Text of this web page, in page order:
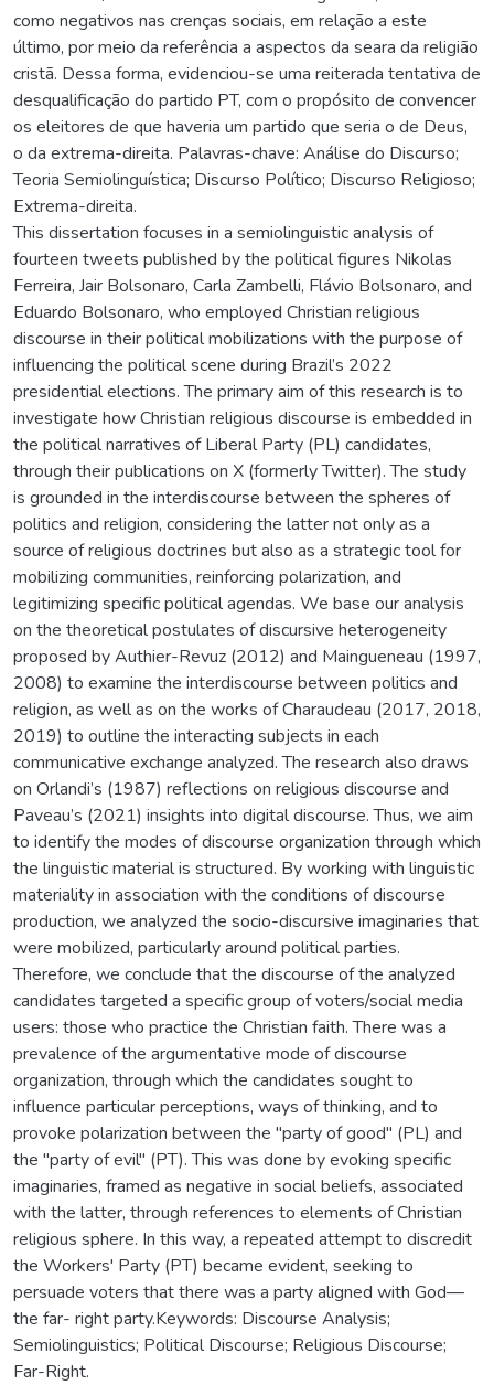
como negativos nas crenças sociais, em relação a este
último, por meio da referência a aspectos da seara da religião
cristã. Dessa forma, evidenciou-se uma reiterada tentativa de
desqualificação do partido PT, com o propósito de convencer
os eleitores de que haveria um partido que seria o de Deus,
o da extrema-direita. Palavras-chave: Análise do Discurso;
Teoria Semiolinguística; Discurso Político; Discurso Religioso;
Extrema-direita.
This dissertation focuses in a semiolinguistic analysis of
fourteen tweets published by the political figures Nikolas
Ferreira, Jair Bolsonaro, Carla Zambelli, Flávio Bolsonaro, and
Eduardo Bolsonaro, who employed Christian religious
discourse in their political mobilizations with the purpose of
influencing the political scene during Brazil’s 2022
presidential elections. The primary aim of this research is to
investigate how Christian religious discourse is embedded in
the political narratives of Liberal Party (PL) candidates,
through their publications on X (formerly Twitter). The study
is grounded in the interdiscourse between the spheres of
politics and religion, considering the latter not only as a
source of religious doctrines but also as a strategic tool for
mobilizing communities, reinforcing polarization, and
legitimizing specific political agendas. We base our analysis
on the theoretical postulates of discursive heterogeneity
proposed by Authier-Revuz (2012) and Maingueneau (1997,
2008) to examine the interdiscourse between politics and
religion, as well as on the works of Charaudeau (2017, 2018,
2019) to outline the interacting subjects in each
communicative exchange analyzed. The research also draws
on Orlandi’s (1987) reflections on religious discourse and
Paveau’s (2021) insights into digital discourse. Thus, we aim
to identify the modes of discourse organization through which
the linguistic material is structured. By working with linguistic
materiality in association with the conditions of discourse
production, we analyzed the socio-discursive imaginaries that
were mobilized, particularly around political parties.
Therefore, we conclude that the discourse of the analyzed
candidates targeted a specific group of voters/social media
users: those who practice the Christian faith. There was a
prevalence of the argumentative mode of discourse
organization, through which the candidates sought to
influence particular perceptions, ways of thinking, and to
provoke polarization between the "party of good" (PL) and
the "party of evil" (PT). This was done by evoking specific
imaginaries, framed as negative in social beliefs, associated
with the latter, through references to elements of Christian
religious sphere. In this way, a repeated attempt to discredit
the Workers' Party (PT) became evident, seeking to
persuade voters that there was a party aligned with God—
the far- right party.Keywords: Discourse Analysis;
Semiolinguistics; Political Discourse; Religious Discourse;
Far-Right.